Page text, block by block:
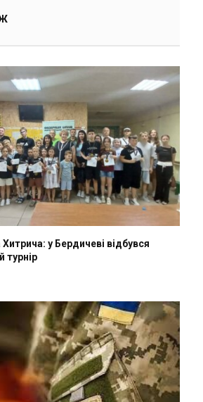
у Бердичеві відбувся
турнір